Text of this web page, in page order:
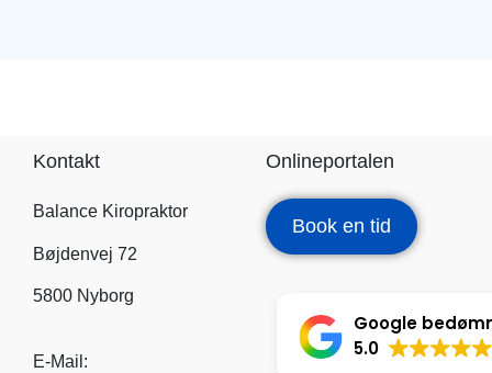
Kontakt
Balance Kiropraktor
Bøjdenvej 72
5800 Nyborg
E-Mail:
Onlineportalen
Book en tid
Google
5.0